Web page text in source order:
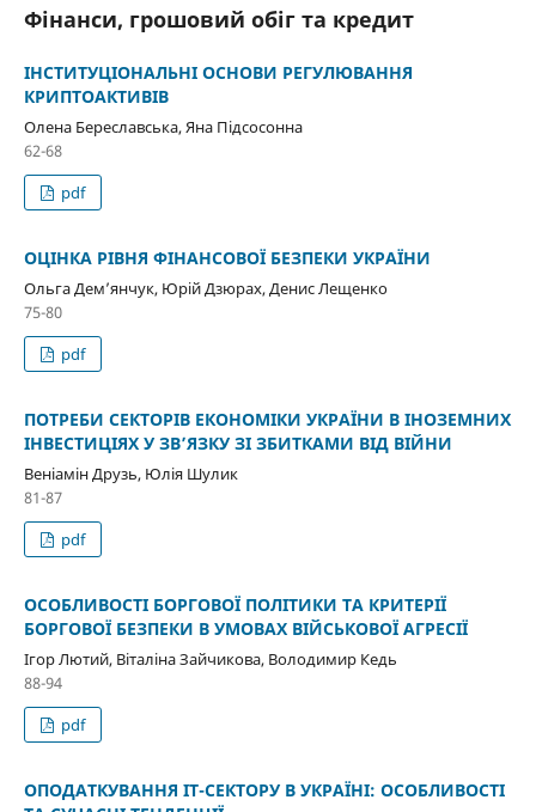
Фінанси, грошовий обіг та кредит
ІНСТИТУЦІОНАЛЬНІ ОСНОВИ РЕГУЛЮВАННЯ
КРИПТОАКТИВІВ
Олена Береславська, Яна Підсосонна
62-68
pdf
ОЦІНКА РІВНЯ ФІНАНСОВОЇ БЕЗПЕКИ УКРАЇНИ
Ольга Дем’янчук, Юрій Дзюрах, Денис Лещенко
75-80
pdf
ПОТРЕБИ СЕКТОРІВ ЕКОНОМІКИ УКРАЇНИ В ІНОЗЕМНИХ
ІНВЕСТИЦІЯХ У ЗВ’ЯЗКУ ЗІ ЗБИТКАМИ ВІД ВІЙНИ
Веніамін Друзь, Юлія Шулик
81-87
pdf
ОСОБЛИВОСТІ БОРГОВОЇ ПОЛІТИКИ ТА КРИТЕРІЇ
БОРГОВОЇ БЕЗПЕКИ В УМОВАХ ВІЙСЬКОВОЇ АГРЕСІЇ
Ігор Лютий, Віталіна Зайчикова, Володимир Кедь
88-94
pdf
ОПОДАТКУВАННЯ ІТ-СЕКТОРУ В УКРАЇНІ: ОСОБЛИВОСТІ